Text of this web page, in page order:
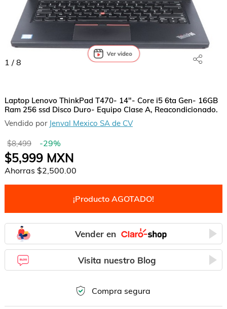
1 / 8
Laptop Lenovo ThinkPad T470- 14"- Core i5 6ta Gen- 16GB
Ram 256 ssd Disco Duro- Equipo Clase A, Reacondicionado.
Vendido por Jenval Mexico SA de CV
$8,499 -29%
$5,999MXN
Ahorras $2,500.00
¡Producto AGOTADO!
Vender en
Visita nuestro Blog
Compra segura